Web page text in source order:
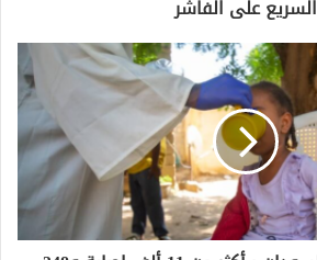
السريع على الفاشر